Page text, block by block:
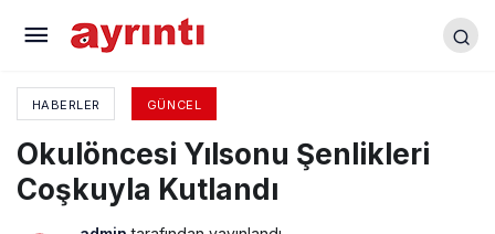
HABERLER GÜNCEL
Okulöncesi Yılsonu Şenlikleri
Coşkuyla Kutlandı
Gençlik Şölenine Büyük İlgi